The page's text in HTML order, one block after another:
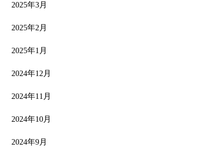
2025年3月
2025年2月
2025年1月
2024年12月
2024年11月
2024年10月
2024年9月